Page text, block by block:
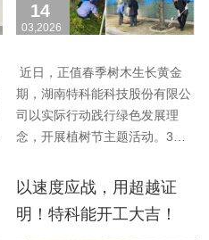
14
03,2026
近日，正值春季树木生长黄金
期，湖南特科能科技股份有限公
司以实际行动践行绿色发展理
念，开展植树节主题活动。3月
以速度应战，用超越证
明！特科能开工大吉！